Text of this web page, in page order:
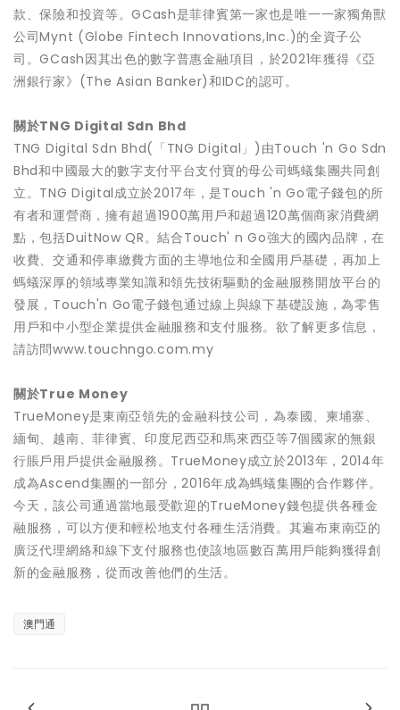
款、保險和投資等。GCash是菲律賓第一家也是唯一一家獨角獸
公司Mynt (Globe Fintech Innovations,Inc.)的全資子公
司。GCash因其出色的數字普惠金融項目，於2021年獲得《亞
洲銀行家》(The Asian Banker)和IDC的認可。
關於TNG Digital Sdn Bhd
TNG Digital Sdn Bhd(「TNG Digital」)由Touch 'n Go Sdn
Bhd和中國最大的數字支付平台支付寶的母公司螞蟻集團共同創
立。TNG Digital成立於2017年，是Touch 'n Go電子錢包的所
有者和運營商，擁有超過1900萬用戶和超過120萬個商家消費網
點，包括DuitNow QR。結合Touch' n Go強大的國內品牌，在
收費、交通和停車繳費方面的主導地位和全國用戶基礎，再加上
螞蟻深厚的領域專業知識和領先技術驅動的金融服務開放平台的
發展，Touch'n Go電子錢包通过線上與線下基礎設施，為零售
用戶和中小型企業提供金融服務和支付服務。欲了解更多信息，
請訪問www.touchngo.com.my
關於True Money
TrueMoney是東南亞領先的金融科技公司，為泰國、柬埔寨、
緬甸、越南、菲律賓、印度尼西亞和馬來西亞等7個國家的無銀
行賬戶用戶提供金融服務。TrueMoney成立於2013年，2014年
成為Ascend集團的一部分，2016年成為螞蟻集團的合作夥伴。
今天，該公司通過當地最受歡迎的TrueMoney錢包提供各種金
融服務，可以方便和輕松地支付各種生活消費。其遍布東南亞的
廣泛代理網絡和線下支付服務也使該地區數百萬用戶能夠獲得創
新的金融服務，從而改善他們的生活。
澳門通